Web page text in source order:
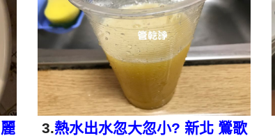
3.熱水出水忽大忽小? 新北 鶯歌